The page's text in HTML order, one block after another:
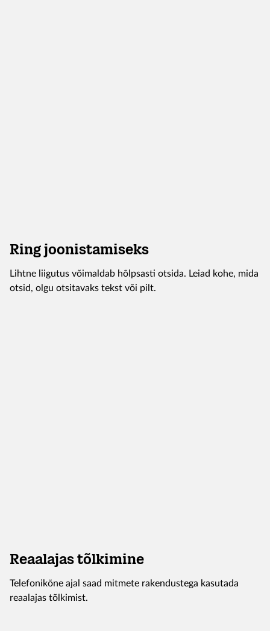
Ring joonistamiseks
Lihtne liigutus võimaldab hõlpsasti otsida. Leiad kohe, mida
otsid, olgu otsitavaks tekst või pilt.
Reaalajas tõlkimine
Telefonikõne ajal saad mitmete rakendustega kasutada
reaalajas tõlkimist.